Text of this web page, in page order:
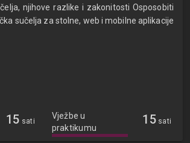
njihove razlike i zakonitosti Osposobiti
sučelja za stolne, web i mobilne aplikacije
15 sati
Vježbe u
praktikumu
15 sati